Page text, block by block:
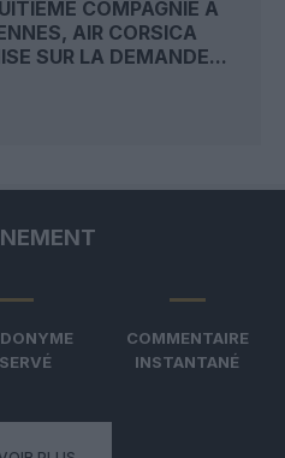
COMPAGNIE À
AIR CORSICA
SUR LA DEMANDE...
COMMENTAIRE
INSTANTANÉ